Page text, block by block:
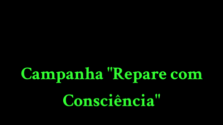
Campanha "Repare com
Consciência"